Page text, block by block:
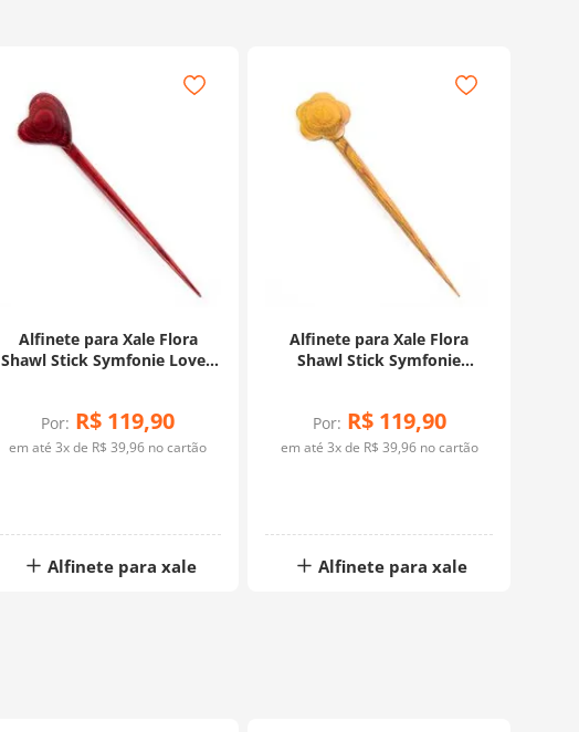
Alfinete para Xale Flora
Shawl Stick Symfonie Love -
Por: R$ 119,90
em até3x de R$ 39,96 no cartão
Alfinete para xale
Alfinete para Xale Flora
Shawl Stick Symfonie
Por: R$ 119,90
em até 3x de R$ 39,96no cartão
Alfinete para xale